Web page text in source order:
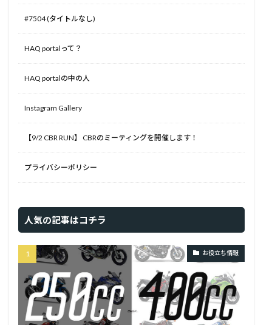
#7504 (タイトルなし)
HAQ portalって？
HAQ portalの中の人
Instagram Gallery
【9/2 CBR RUN】 CBRのミーティングを開催します！
プライバシーポリシー
人気の記事はコチラ
お役立ち情報